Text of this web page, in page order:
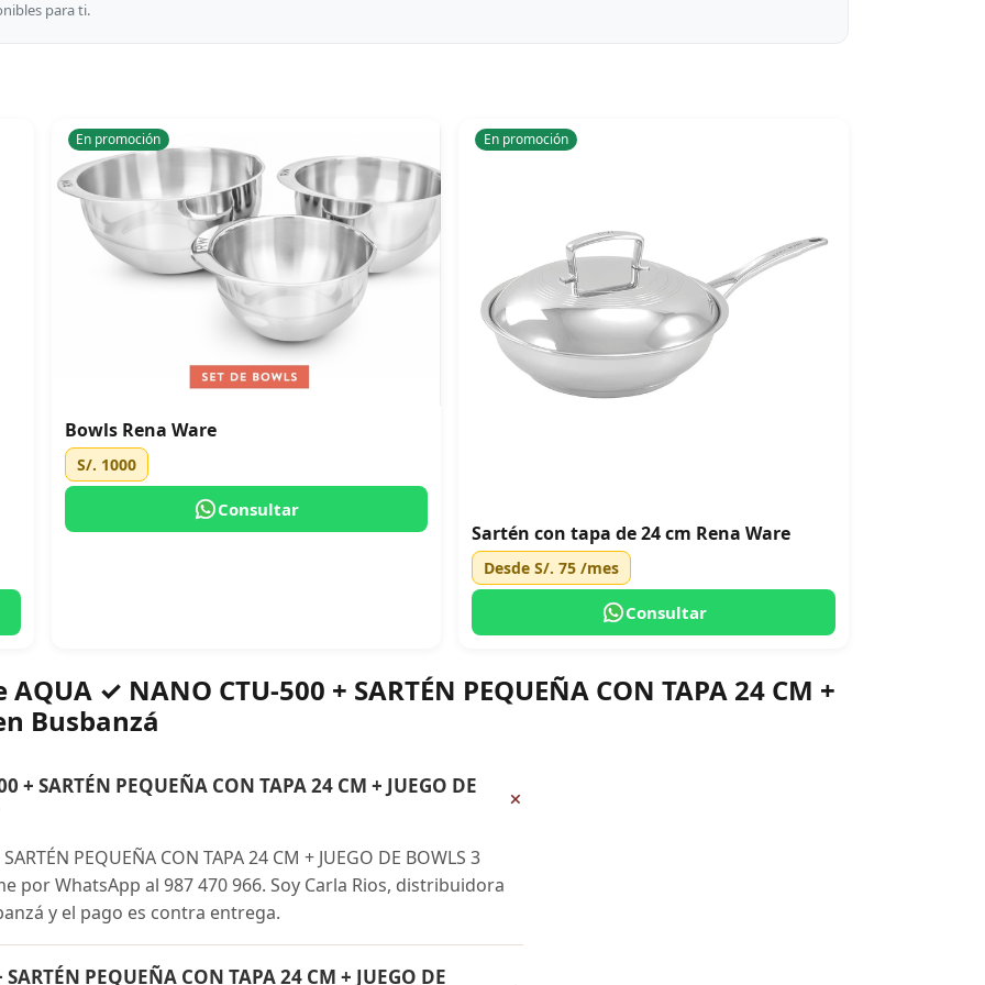
para ti.
En promoción
Bowls Rena Ware
S/. 1000
Consultar
En promoción
Sartén con tapa de 24 cm Rena Ware
DesdeS/. 75 /mes
Consultar
✓ NANO CTU-500 + SARTÉN PEQUEÑA CON TAPA 24 CM +
Busbanzá
SARTÉN PEQUEÑA CON TAPA 24 CM + JUEGO DE
+
PEQUEÑA CON TAPA 24 CM + JUEGO DE BOWLS 3
por WhatsApp al 987 470 966. Soy Carla Rios, distribuidora
y el pago es contra entrega.
PEQUEÑA CON TAPA 24 CM + JUEGO DE